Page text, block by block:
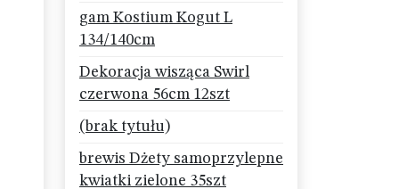
gam Kostium Kogut L
134/140cm
Dekoracja wisząca Swirl
czerwona 56cm 12szt
(brak tytułu)
brewis Dżety samoprzylepne
kwiatki zielone 35szt